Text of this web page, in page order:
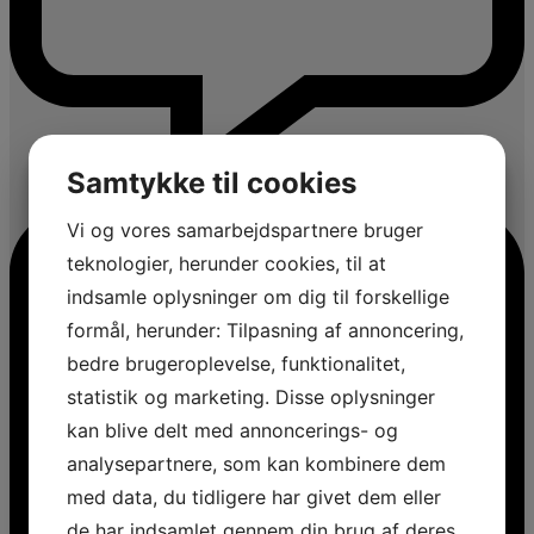
Samtykke til cookies
Vi og vores samarbejdspartnere bruger
teknologier, herunder cookies, til at
indsamle oplysninger om dig til forskellige
formål, herunder: Tilpasning af annoncering,
bedre brugeroplevelse, funktionalitet,
statistik og marketing. Disse oplysninger
kan blive delt med annoncerings- og
analysepartnere, som kan kombinere dem
med data, du tidligere har givet dem eller